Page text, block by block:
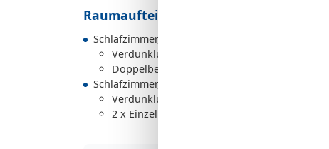
Raumaufteilung
Schlafzimmer, 2 Personen
Verdunklungsvorhänge, Kleiderschrank
Doppelbett
Schlafzimmer, 2 Personen
Verdunklungsvorhänge, Kleiderschrank
2 x Einzelbett